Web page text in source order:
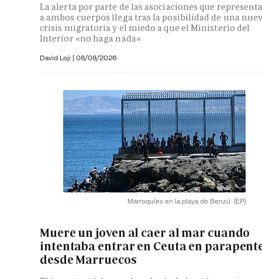
La alerta por parte de las asociaciones que
a ambos cuerpos llega tras la posibilidad de una
crisis migratoria y el miedo a que el Ministerio del
Interior «no haga nada»
David Loji | 08/08/2026
Marroquíes en la playa de Benzú. (EP)
Muere un joven al caer al mar cuando
intentaba entrar en Ceuta en
desde Marruecos